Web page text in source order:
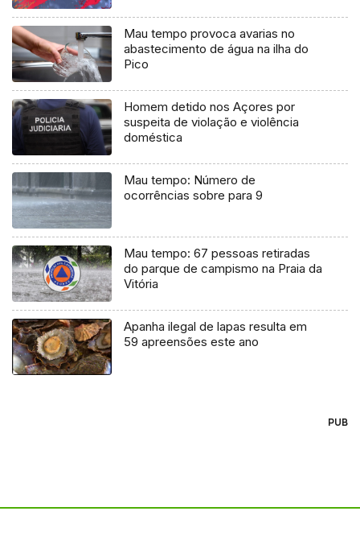
Mau tempo provoca avarias no
abastecimento de água na ilha do
Pico
Homem detido nos Açores por
suspeita de violação e violência
doméstica
Mau tempo: Número de
ocorrências sobre para 9
Mau tempo: 67 pessoas retiradas
do parque de campismo na Praia da
Vitória
Apanha ilegal de lapas resulta em
59 apreensões este ano
PUB